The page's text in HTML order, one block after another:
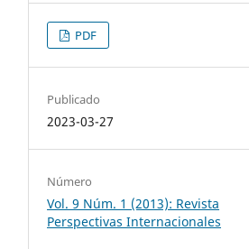
PDF
Publicado
2023-03-27
Número
Vol. 9 Núm. 1 (2013): Revista
Perspectivas Internacionales